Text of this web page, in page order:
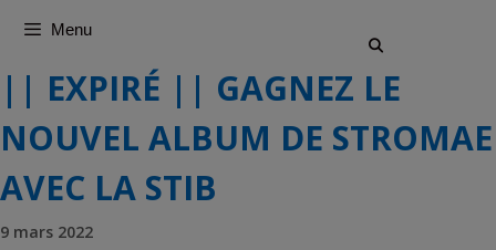
Menu
|| EXPIRÉ || GAGNEZ LE
NOUVEL ALBUM DE STROMAE
AVEC LA STIB
9 mars 2022